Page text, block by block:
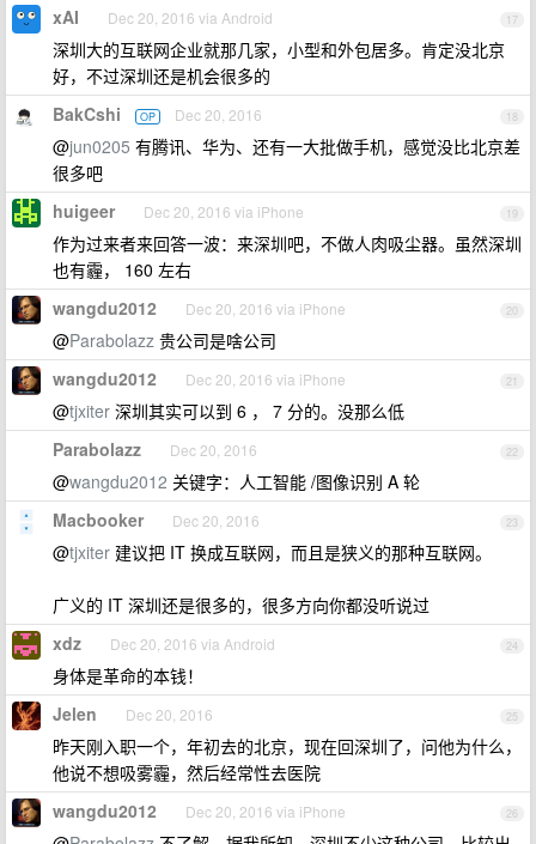
17
xAI Dec 20, 2016 via Android
深圳大的互联网企业就那几家，小型和外包居多。肯定没北京
好，不过深圳还是机会很多的
18
BakCshi OP Dec 20, 2016
@jun0205 有腾讯、华为、还有一大批做手机，感觉没比北京差
很多吧
19
huigeer Dec 20, 2016 via iPhone
作为过来者来回答一波：来深圳吧，不做人肉吸尘器。虽然深圳
也有霾， 160 左右
20
wangdu2012 Dec 20, 2016 via iPhone
@Parabolazz 贵公司是啥公司
21
wangdu2012 Dec 20, 2016 via iPhone
@tjxiter 深圳其实可以到 6 ， 7 分的。没那么低
22
Parabolazz Dec 20, 2016
@wangdu2012 关键字：人工智能 /图像识别 A 轮
23
Macbooker Dec 20, 2016
@tjxiter 建议把 IT 换成互联网，而且是狭义的那种互联网。
广义的 IT 深圳还是很多的，很多方向你都没听说过
24
xdz Dec 20, 2016 via Android
身体是革命的本钱！
25
Jelen Dec 20, 2016
昨天刚入职一个，年初去的北京，现在回深圳了，问他为什么，
他说不想吸雾霾，然后经常性去医院
26
wangdu2012 Dec 20, 2016 via iPhone